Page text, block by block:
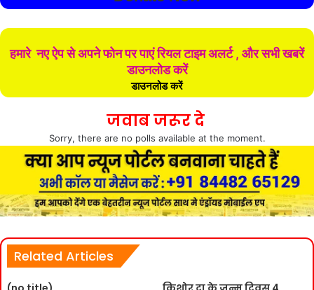
हमारे नए ऐप से अपने फोन पर पाएं रियल टाइम अलर्ट , और सभी खबरें
डाउनलोड करें
डाउनलोड करें
जवाब जरूर दे
Sorry, there are no polls available at the moment.
Related Articles